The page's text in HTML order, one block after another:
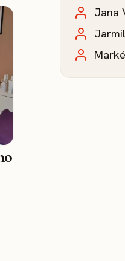
Jana